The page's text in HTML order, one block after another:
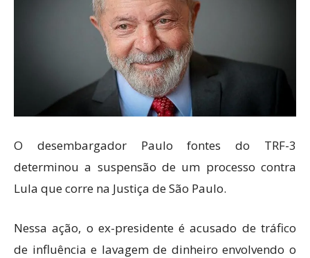
O desembargador Paulo fontes do TRF-3
determinou a suspensão de um processo contra
Lula que corre na Justiça de São Paulo.
Nessa ação, o ex-presidente é acusado de tráfico
de influência e lavagem de dinheiro envolvendo o